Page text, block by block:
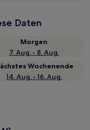
Daten
Morgen
7. Aug. - 8. Aug.
Wochenende
14. Aug. - 16. Aug.